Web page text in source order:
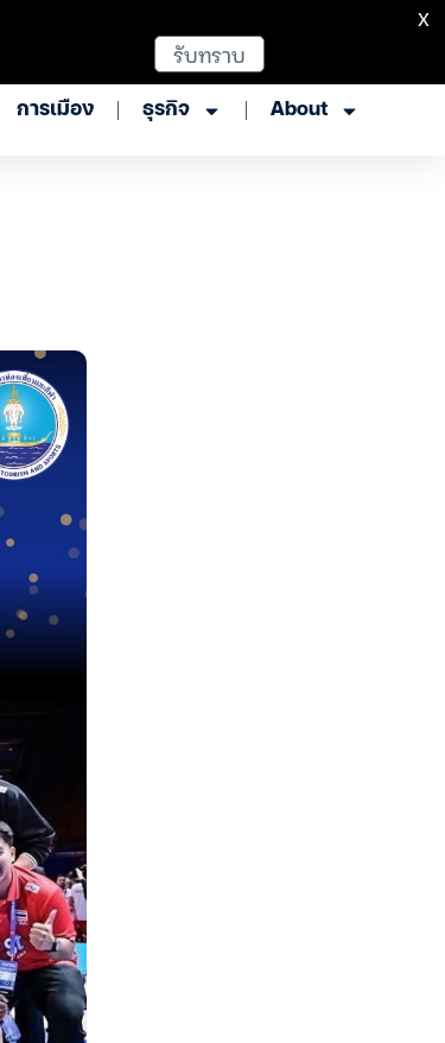
การเมือง ธุรกิจ About
รับทราบ
X